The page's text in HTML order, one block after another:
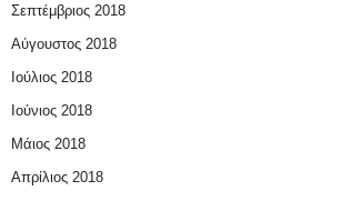
Σεπτέμβριος 2018
Αύγουστος 2018
Ιούλιος 2018
Ιούνιος 2018
Μάιος 2018
Απρίλιος 2018